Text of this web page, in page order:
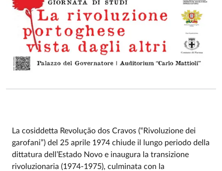
Event description
La cosiddetta Revolução dos Cravos (“Rivoluzione dei
garofani”) del 25 aprile 1974 chiude il lungo periodo della
dittatura dell’Estado Novo e inaugura la transizione
rivoluzionaria (1974-1975), culminata con la